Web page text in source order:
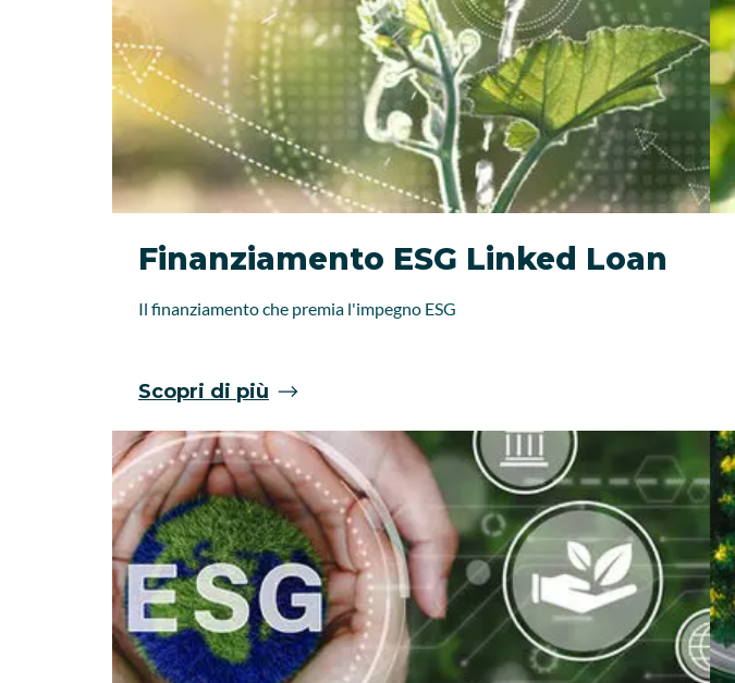
Finanziamento ESG Linked Loan
Il finanziamento che premia l'impegno ESG
Scopri di più